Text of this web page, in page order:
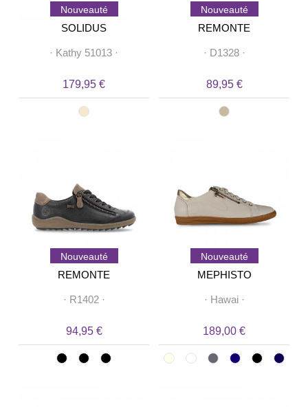
Nouveauté
SOLIDUS
· Kathy 51013 ·
179,95 €
Nouveauté
REMONTE
· D1328·
89,95 €
Nouveauté
REMONTE
· R1402·
94,95 €
Nouveauté
MEPHISTO
· Hawai·
189,00 €